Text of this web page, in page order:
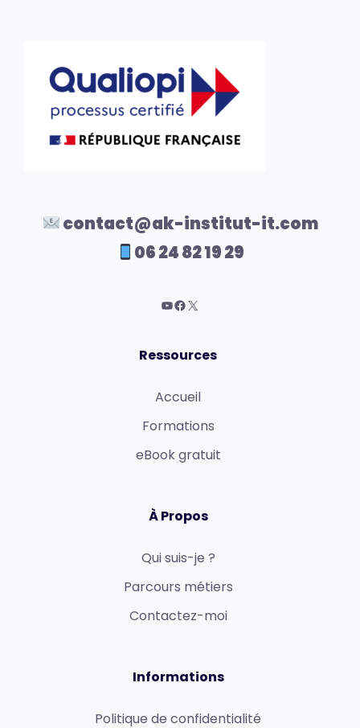
contact@ak-institut-it.com
06 24 82 19 29
Ressources
Accueil
Formations
eBook gratuit
À Propos
Qui suis-je ?
Parcours métiers
Contactez-moi
Informations
Politique de confidentialité